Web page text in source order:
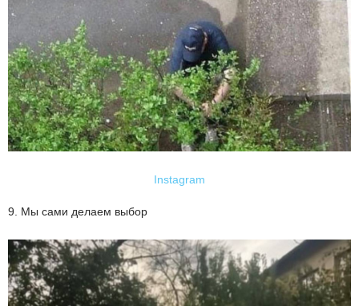
Instagram
9. Мы сами делаем выбор